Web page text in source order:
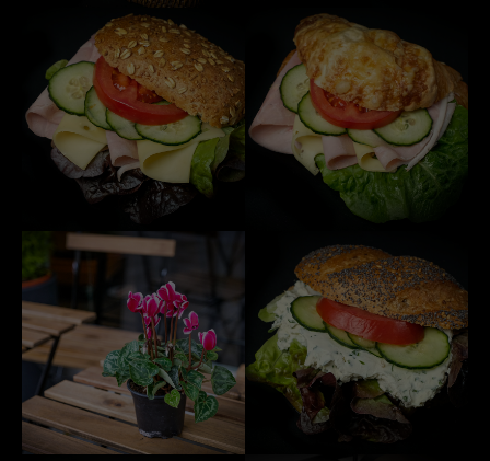
Aenean commodo ligula eget dolor. Aenean massa. Cum
sociis natoque penatibus et magnis dis parturient montes,
nascetur ridiculus mus. Donec quam felis, ultricies nec.
Instagram